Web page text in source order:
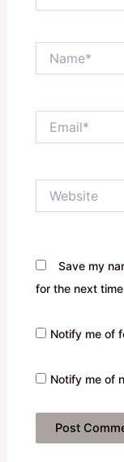
Save my
for the next
Notify me of
Notify me of